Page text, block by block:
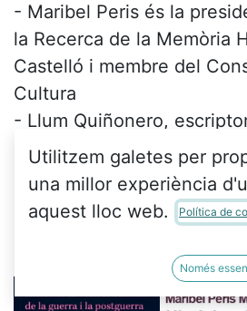
- Maribel Peris és la
la Recerca de la Memòria
Castelló i membre del
Cultura
- Llum Quiñonero,
- Joan Salazar, historiador
codirector de l'Aula
Democràtica dependent
d'Educació i Cultura
Utilitzem galetes per
una millor experiència
aquest lloc web.
Política de
Només